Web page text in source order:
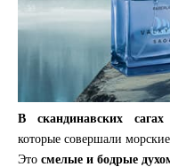
В скандинавских
которые совершали
Это смелые и бодрые